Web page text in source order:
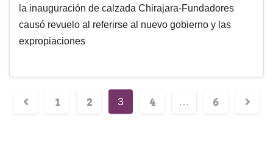
la inauguración de calzada Chirajara-Fundadores
causó revuelo al referirse al nuevo gobierno y las
expropiaciones
1 2 3 4 … 6